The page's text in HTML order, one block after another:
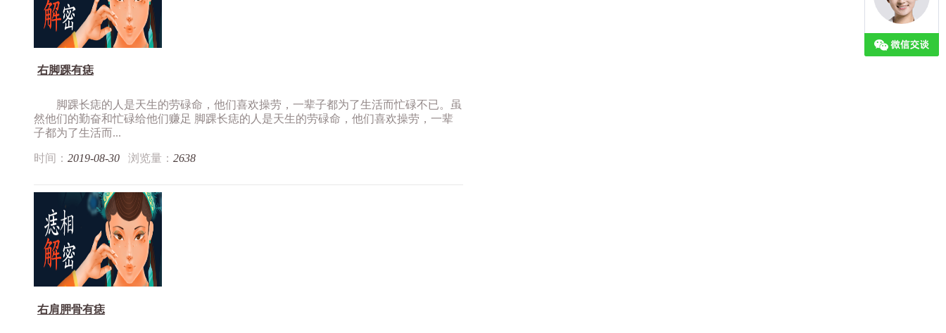
右脚踝有痣
脚踝长痣的人是天生的劳碌命，他们喜欢操劳，一辈子都为了生活而忙碌不已。虽
然他们的勤奋和忙碌给他们赚足 脚踝长痣的人是天生的劳碌命，他们喜欢操劳，一辈
子都为了生活而...
时间： 2019-08-30 浏览量： 2638
右肩胛骨有痣